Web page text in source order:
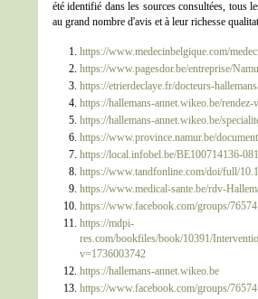
été identifié dans les sources consultées, tous
au grand nombre d'avis et à leur richesse
https://www.medecinbelgique.com/
https://www.pagesdor.be/entreprise/
https://etrierdeclaye.fr/docteurs-
https://hallemans-annet.wikeo.be/
https://hallemans-annet.wikeo.be/
https://www.province.namur.be/
https://local.infobel.be/BE100714136-
https://www.tandfonline.com/doi/full/
https://www.medical-sante.be/rdv-
https://www.facebook.com/groups/
https://mdpi-
res.com/bookfiles/book/10391/
v=1736003742
https://hallemans-annet.wikeo.be
https://www.facebook.com/groups/